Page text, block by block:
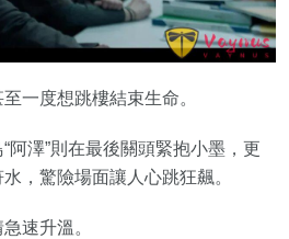
一度想跳樓結束生命。
阿澤”則在最後關頭緊抱小墨，更
，驚險場面讓人心跳狂飆。
速升溫。